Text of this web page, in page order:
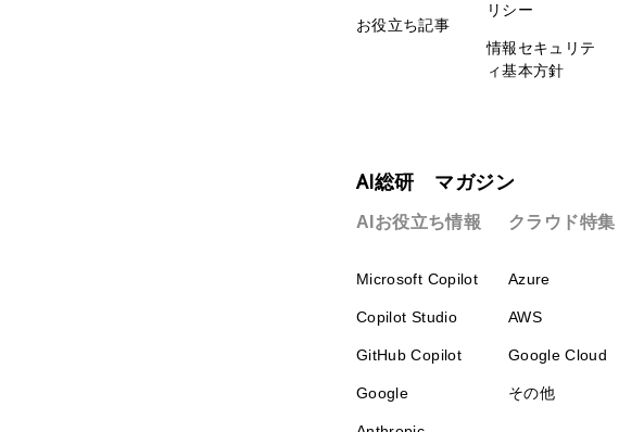
お役立ち記事
リシー
情報セキュリテ
ィ基本方針
AI総研 マガジン
AIお役立ち情報
Microsoft Copilot
Copilot Studio
GitHub Copilot
Google
クラウド特集
Azure
AWS
Google Cloud
その他